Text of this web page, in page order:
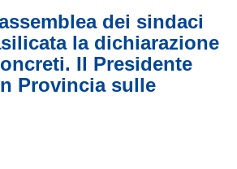
dei sindaci
la dichiarazione
Il Presidente
Provincia sulle